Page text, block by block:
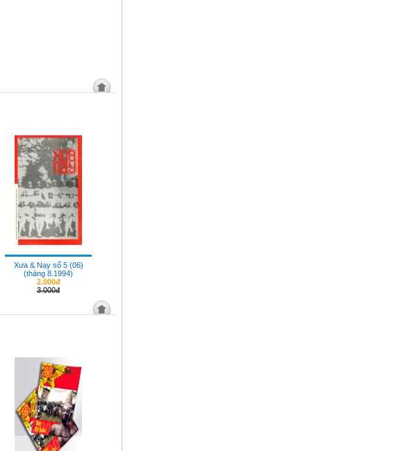
Xưa & Nay số 5 (06)
(tháng 8.1994)
2.000đ
3.000đ